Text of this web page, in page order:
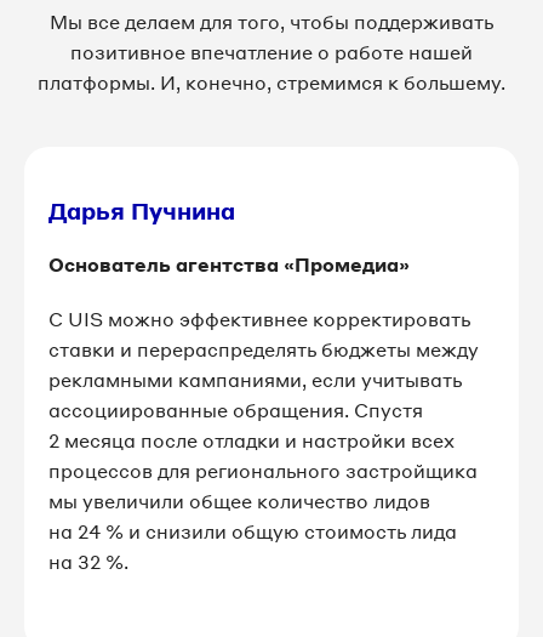
Мы все делаем для того, чтобы поддерживать
позитивное впечатление о работе нашей
платформы. И, конечно, стремимся к большему.
Дарья Пучнина
Основатель агентства «Промедиа»
C UIS можно эффективнее корректировать
ставки и перераспределять бюджеты между
рекламными кампаниями, если учитывать
ассоциированные обращения. Спустя
2 месяца после отладки и настройки всех
процессов для регионального застройщика
мы увеличили общее количество лидов
на 24 % и снизили общую стоимость лида
на 32 %.